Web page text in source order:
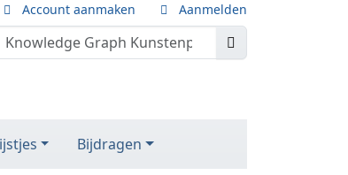
Account aanmaken Aanmelden
Bijdragen